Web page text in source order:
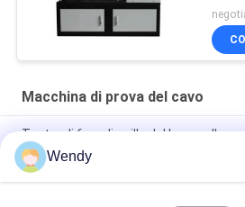
Macchina di prova del cavo
Tester di foro di spillo del bagno
i fori di spillo dei cavi smaltati
ASTM D149 IEC 60243 Tester di
Wendy